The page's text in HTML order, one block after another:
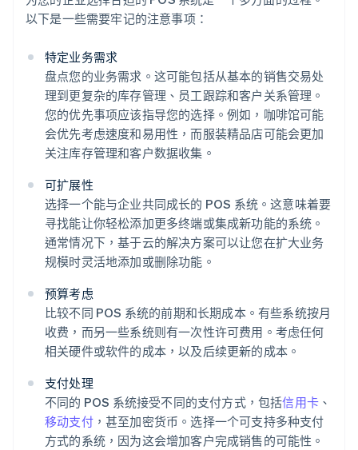
以下是一些需要牢记的注意事项：
特定业务需求
盘点您的业务需求。这可能包括从基本的销售交易处
理到更复杂的库存管理、员工跟踪和客户关系管理。
您的优先事项应该指导您的选择。例如，咖啡馆可能
会优先考虑速度和易用性，而服装精品店可能会更加
关注库存管理和客户数据收集。
可扩展性
选择一个能与企业共同成长的 POS 系统。这意味着要
寻找能让你轻松添加更多终端或集成新功能的系统。
通常情况下，基于云的解决方案可以让您在扩大业务
规模时灵活地添加或删除功能。
预算考虑
比较不同 POS 系统的前期和长期成本。有些系统按月
收费，而另一些系统则有一次性许可费用。考虑任何
相关硬件或软件的成本，以及后续更新的成本。
支付处理
不同的 POS 系统接受不同的支付方式，包括信用卡 、
移动支付，甚至加密货币。选择一个可支持多种支付
方式的系统，因为这会增加客户完成销售的可能性。